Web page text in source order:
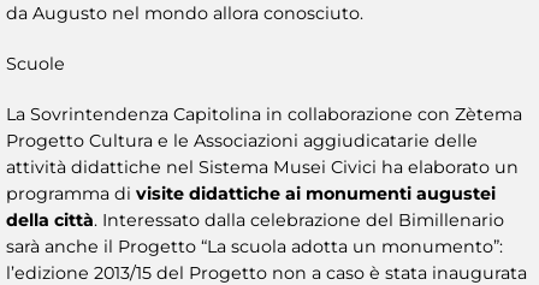
da Augusto nel mondo allora conosciuto.
Scuole
La Sovrintendenza Capitolina in collaborazione con Zètema
Progetto Cultura e le Associazioni aggiudicatarie delle
attività didattiche nel Sistema Musei Civici ha elaborato un
programma di visite didattiche ai monumenti augustei
della città. Interessato dalla celebrazione del Bimillenario
sarà anche il Progetto “La scuola adotta un monumento”:
l’edizione 2013/15 del Progetto non a caso è stata inaugurata